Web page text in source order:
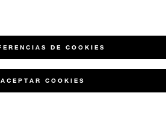
DE COOKIES
ACEPTAR COOKIES